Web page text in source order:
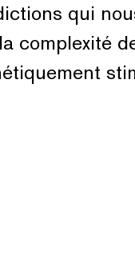
qui
complexité